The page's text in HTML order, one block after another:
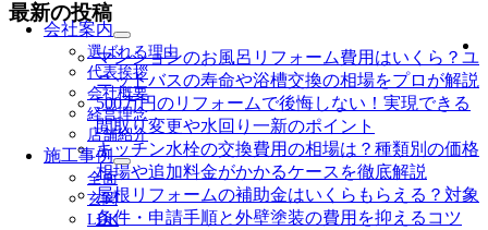
会社案内
サ
ブ
メ
ニ
ュ
ー
を
展
開
選ばれる理由
代表挨拶
会社概要
経営理念
店舗紹介
施工事例
サ
ブ
メ
全面
玄関
LDK
最新の投稿
マンションのお風呂リフォーム費用はいくら？ユ
ニットバスの寿命や浴槽交換の相場をプロが解説
500万円のリフォームで後悔しない！実現できる
間取り変更や水回り一新のポイント
キッチン水栓の交換費用の相場は？種類別の価格
相場や追加料金がかかるケースを徹底解説
屋根リフォームの補助金はいくらもらえる？対象
条件・申請手順と外壁塗装の費用を抑えるコツ